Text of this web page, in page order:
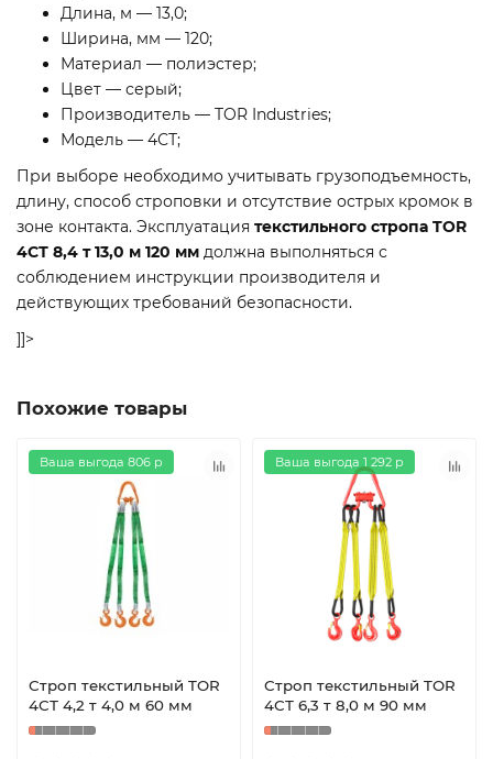
Длина, м — 13,0;
Ширина, мм — 120;
Материал — полиэстер;
Цвет — серый;
Производитель — TOR Industries;
Модель — 4СТ;
При выборе необходимо учитывать грузоподъемность,
длину, способ строповки и отсутствие острых кромок в
зоне контакта. Эксплуатация текстильного стропа TOR
4СТ 8,4 т 13,0 м 120 мм должна выполняться с
соблюдением инструкции производителя и
действующих требований безопасности.
]]>
Похожие товары
Ваша выгода 806 р
Строп текстильный TOR
4СТ 4,2 т 4,0 м 60 мм
Ваша выгода 1 292 р
Строп текстильный TOR
4СТ 6,3 т 8,0 м 90 мм